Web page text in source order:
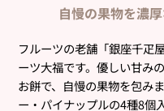
自慢の果物を濃
フルーツの老舗「銀座千疋
ーツ大福です。優しい甘み
お餅で、自慢の果物を包み
ー・パイナップルの4種8個